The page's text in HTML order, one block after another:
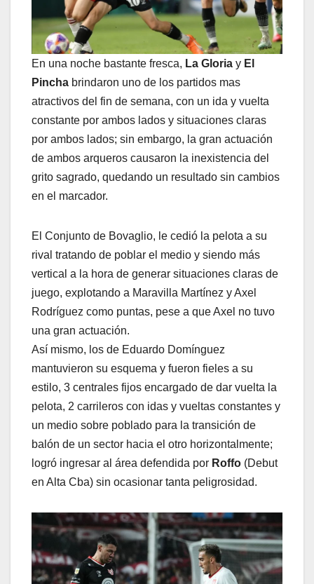
En una noche bastante fresca, La Gloria y El
Pincha brindaron uno de los partidos mas
atractivos del fin de semana, con un ida y vuelta
constante por ambos lados y situaciones claras
por ambos lados; sin embargo, la gran actuación
de ambos arqueros causaron la inexistencia del
grito sagrado, quedando un resultado sin cambios
en el marcador.
El Conjunto de Bovaglio, le cedió la pelota a su
rival tratando de poblar el medio y siendo más
vertical a la hora de generar situaciones claras de
juego, explotando a Maravilla Martínez y Axel
Rodríguez como puntas, pese a que Axel no tuvo
una gran actuación.
Así mismo, los de Eduardo Domínguez
mantuvieron su esquema y fueron fieles a su
estilo, 3 centrales fijos encargado de dar vuelta la
pelota, 2 carrileros con idas y vueltas constantes y
un medio sobre poblado para la transición de
balón de un sector hacia el otro horizontalmente;
logró ingresar al área defendida por Roffo (Debut
en Alta Cba) sin ocasionar tanta peligrosidad.